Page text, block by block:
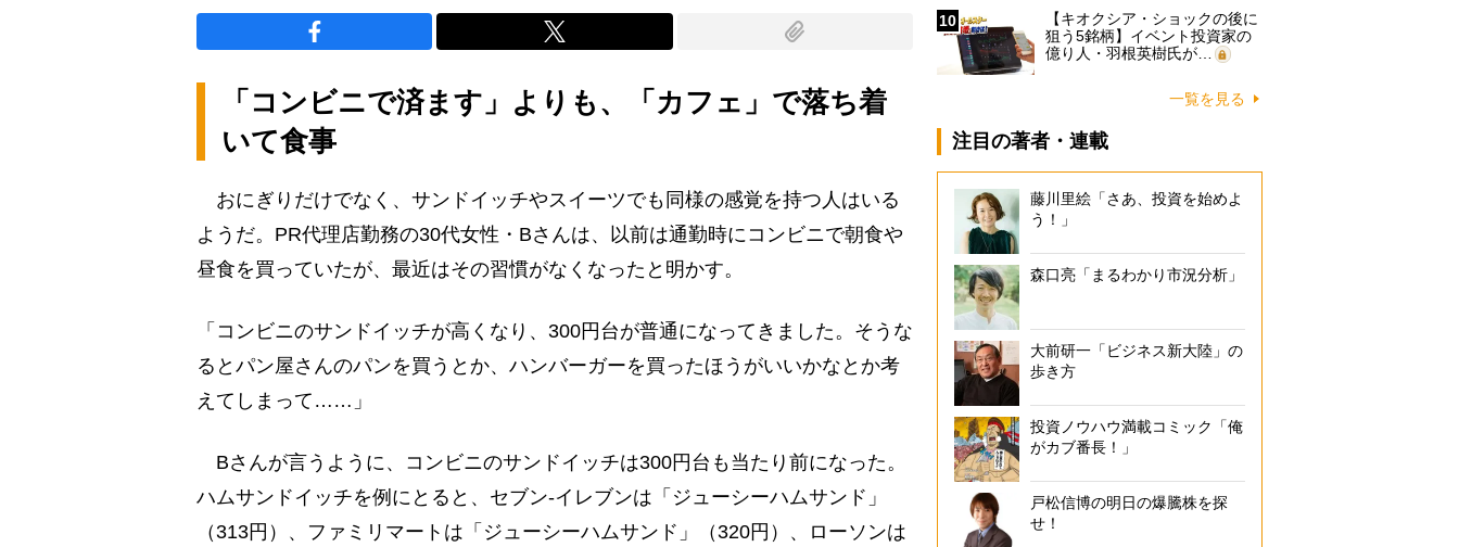
「コンビニで済ます」よりも、「カフェ」で落ち着
いて食事
おにぎりだけでなく、サンドイッチやスイーツでも同様の感覚を持つ人はいる
ようだ。PR代理店勤務の30代女性・Bさんは、以前は通勤時にコンビニで朝食や
昼食を買っていたが、最近はその習慣がなくなったと明かす。
「コンビニのサンドイッチが高くなり、300円台が普通になってきました。そうな
るとパン屋さんのパンを買うとか、ハンバーガーを買ったほうがいいかなとか考
えてしまって……」
Bさんが言うように、コンビニのサンドイッチは300円台も当たり前になった。
ハムサンドイッチを例にとると、セブン-イレブンは「ジューシーハムサンド」
（313円）、ファミリマートは「ジューシーハムサンド」（320円）、ローソンは
10
【キオクシア・ショックの後に
狙う5銘柄】イベント投資家の
億り人・羽根英樹氏が…
一覧を見る
注目の著者・連載
藤川里絵「さあ、投資を始めよ
う！」
森口亮「まるわかり市況分析」
大前研一「ビジネス新大陸」の
歩き方
投資ノウハウ満載コミック「俺
がカブ番長！」
戸松信博の明日の爆騰株を探
せ！